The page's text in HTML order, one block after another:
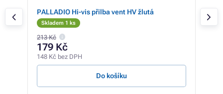
PALLADIO Hi-vis přilba vent HV žlutá
Skladem 1 ks
213 Kč
179 Kč
148 Kč bez DPH
Do košíku